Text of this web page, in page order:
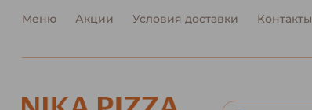
Меню Акции Условия доставки Контакты